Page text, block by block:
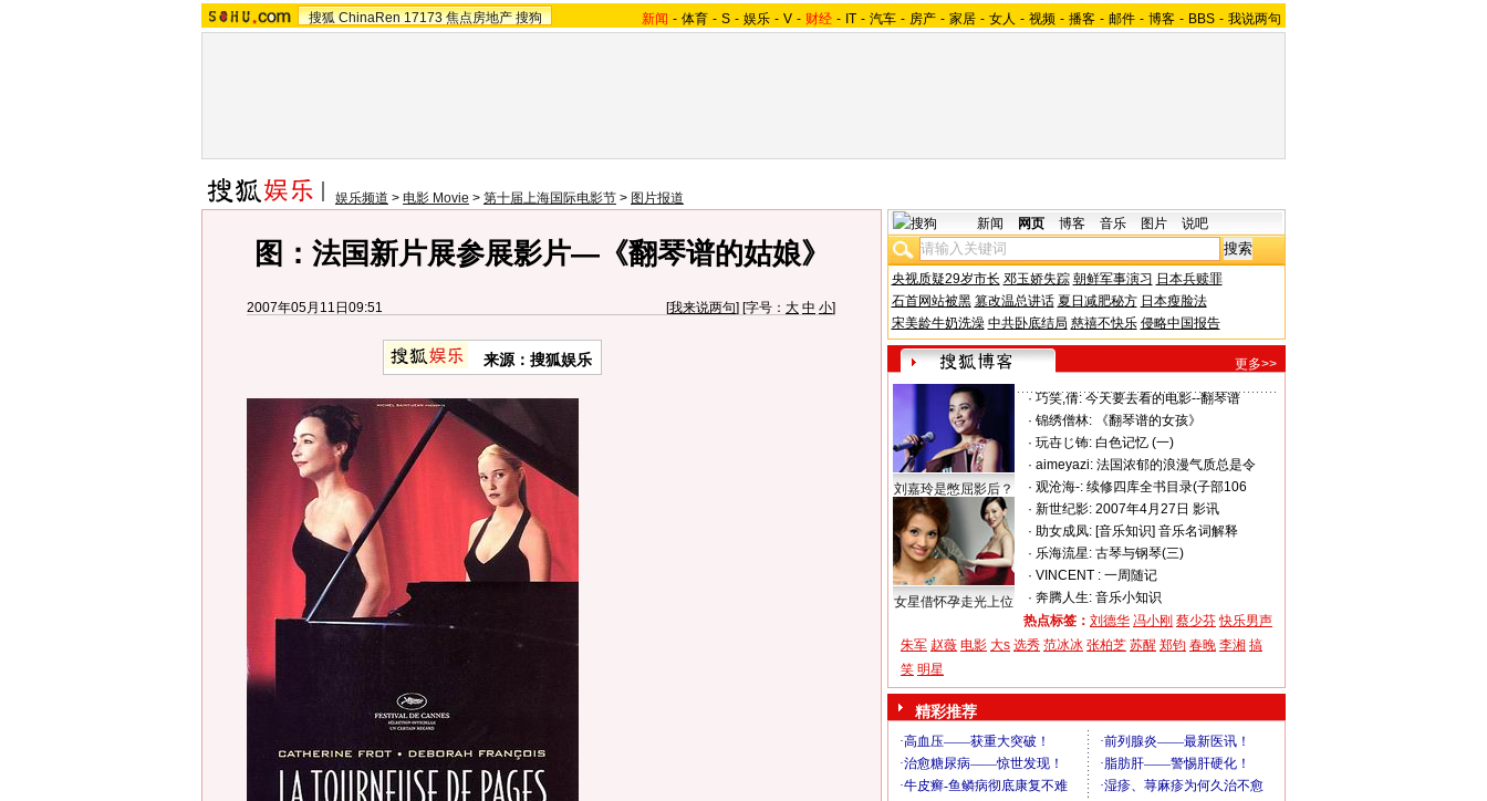
搜狐 ChinaRen 17173 焦点房地产 搜狗 新闻 - 体育 - S - 娱乐 - V - 财经 - IT - 汽车 - 房产 - 家居 - 女人 - 视频 - 播客 - 邮件 - 博客 - BBS - 我说两句
娱乐频道 > 电影 Movie > 第十届上海国际电影节 > 图片报道
图：法国新片展参展影片—《翻琴谱的姑娘》
2007年05月11日09:51 [我来说两句] [字号： 大 中 小]
来源：搜狐娱乐
新闻 网页 博客 音乐 图片 说吧
央视质疑29岁市长 邓玉娇失踪 朝鲜军事演习 日本兵赎罪
石首网站被黑 篡改温总讲话 夏日减肥秘方 日本瘦脸法
宋美龄牛奶洗澡 中共卧底结局 慈禧不快乐 侵略中国报告
更多>>
刘嘉玲是憋屈影后？
女星借怀孕走光上位
· 巧笑,倩: 今天要去看的电影--翻琴谱
· 锦绣僧林:
《翻琴谱的女孩》
· 玩卋じ钸: 白色记忆 (一)
· aimeyazi: 法国浓郁的浪漫气质总是令
· 观沧海-: 续修四库全书目录(子部106
· 新世纪影: 2007年4月27日 影讯
· 助女成凤: [音乐知识] 音乐名词解释
· 乐海流星: 古琴与钢琴(三)
· VINCENT : 一周随记
· 奔腾人生: 音乐小知识
热点标签： 刘德华 冯小刚 蔡少芬 快乐男声
朱军 赵薇 电影 大s 选秀 范冰冰 张柏芝 苏醒 郑钧 春晚 李湘 搞
笑 明星
精彩推荐